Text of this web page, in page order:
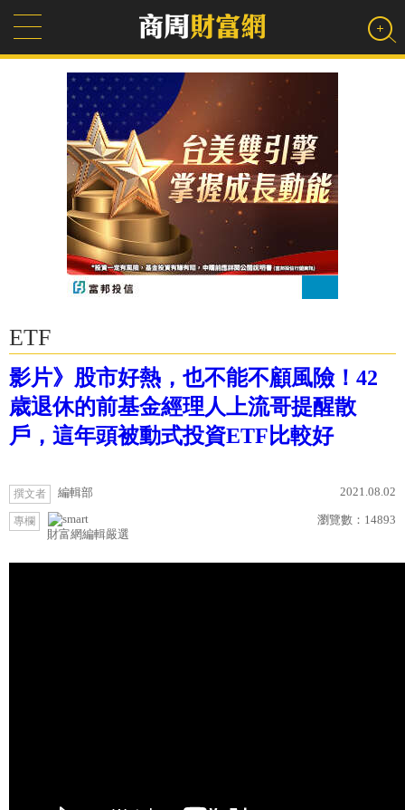
ETF
影片》股市好熱，也不能不顧風險！42
歳退休的前基金經理人上流哥提醒散
戶，這年頭被動式投資ETF比較好
撰文者 編輯部 2021.08.02
專欄
財富網編輯嚴選
瀏覽數： 14893